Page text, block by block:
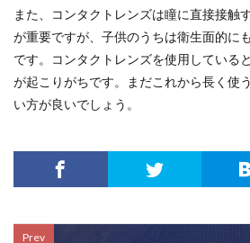
また、コンタクトレンズは瞳に直接接触
が重要ですが、子供のうちは衛生面的に
です。コンタクトレンズを使用している
が起こりがちです。まだこれから長く使
い方が良いでしょう。
Prev